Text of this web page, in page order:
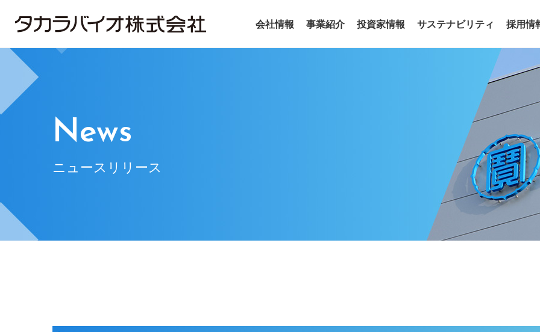
News
ニュースリリース
ごあいさつ グループ会社
会社情報
試薬・機器
事業紹介
IRライブラリ
投資家情報
ニュース＆トピックス
サステナビリティ 採用情